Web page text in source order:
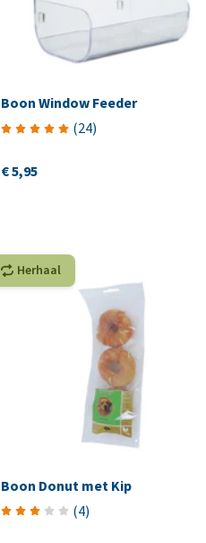
Boon Window Feeder
(24)
€ 5,95
Herhaal
Boon Donut met Kip
(4)